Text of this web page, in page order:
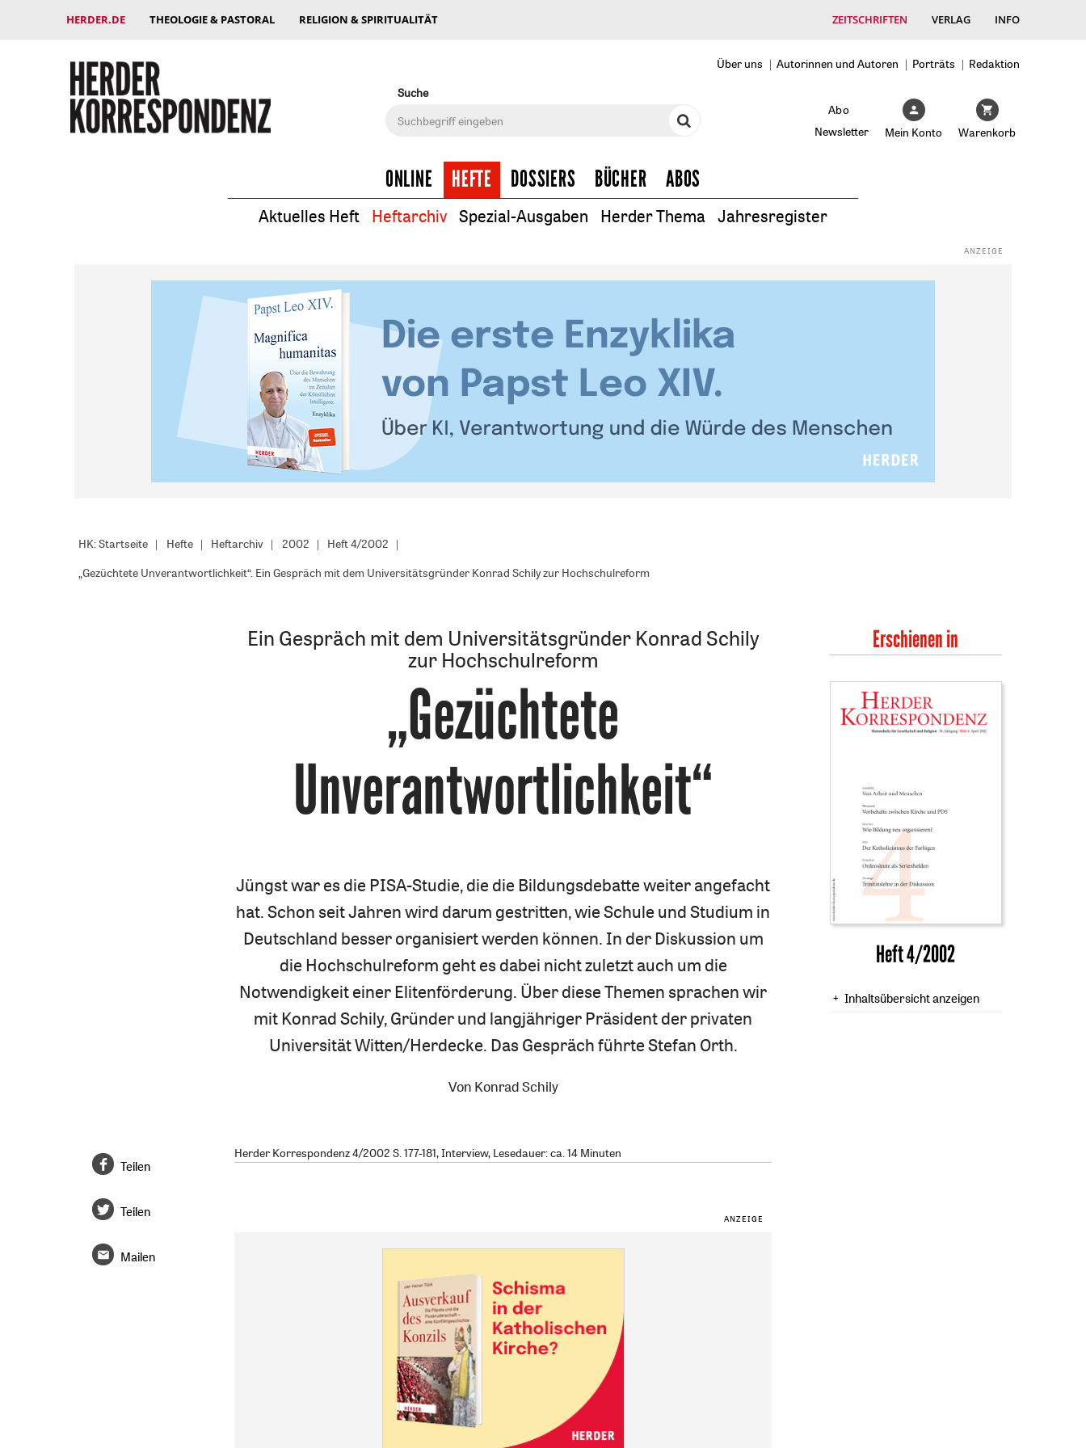
HERDER.DE THEOLOGIE & PASTORAL RELIGION & SPIRITUALITÄT ZEITSCHRIFTEN VERLAG INFO
Über uns Autorinnen und Autoren Porträts
Redaktion
Suche
Abo
Newsletter
Mein Konto Warenkorb
ONLINE HEFTE DOSSIERS BÜCHER ABOS
Aktuelles Heft Heftarchiv Spezial-Ausgaben Herder Thema Jahresregister
HK: Startseite Hefte Heftarchiv 2002 Heft 4/2002
„Gezüchtete Unverantwortlichkeit“. Ein Gespräch mit dem Universitätsgründer Konrad Schily zur Hochschulreform
Ein Gespräch mit dem Universitätsgründer Konrad Schily
zur Hochschulreform
:
„Gezüchtete
Unverantwortlichkeit“
Jüngst war es die PISA-Studie, die die Bildungsdebatte weiter angefacht
hat. Schon seit Jahren wird darum gestritten, wie Schule und Studium in
Deutschland besser organisiert werden können. In der Diskussion um
die Hochschulreform geht es dabei nicht zuletzt auch um die
Notwendigkeit einer Elitenförderung. Über diese Themen sprachen wir
mit Konrad Schily, Gründer und langjähriger Präsident der privaten
Universität Witten/Herdecke. Das Gespräch führte Stefan Orth.
Von Konrad Schily
Herder Korrespondenz 4/2002 S. 177-181, Interview, Lesedauer: ca. 14 Minuten
Teilen
Teilen
Mailen
Erschienen in
Heft 4/2002
Inhaltsübersicht anzeigen